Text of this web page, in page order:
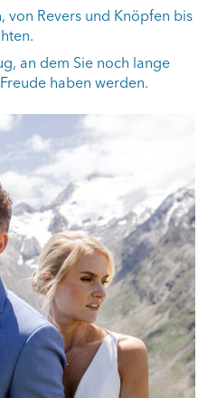
von Revers und Knöpfen bis
an dem Sie noch lange
haben werden.